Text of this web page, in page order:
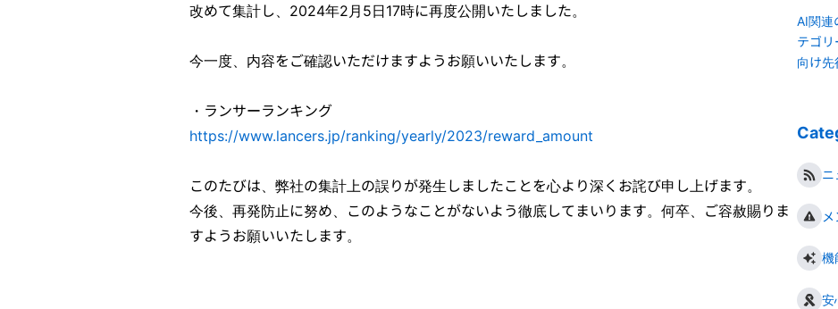
改めて集計し、2024年2月5日17時に再度公開いたしました。
今一度、内容をご確認いただけますようお願いいたします。
・ランサーランキング
https://www.lancers.jp/ranking/yearly/2023/reward_amount
このたびは、弊社の集計上の誤りが発生しましたことを心より深くお詫び申し上げます。
今後、再発防止に努め、このようなことがないよう徹底してまいります。何卒、ご容赦賜りま
すようお願いいたします。
AI関連
テゴ
向け先
ニ
機
安